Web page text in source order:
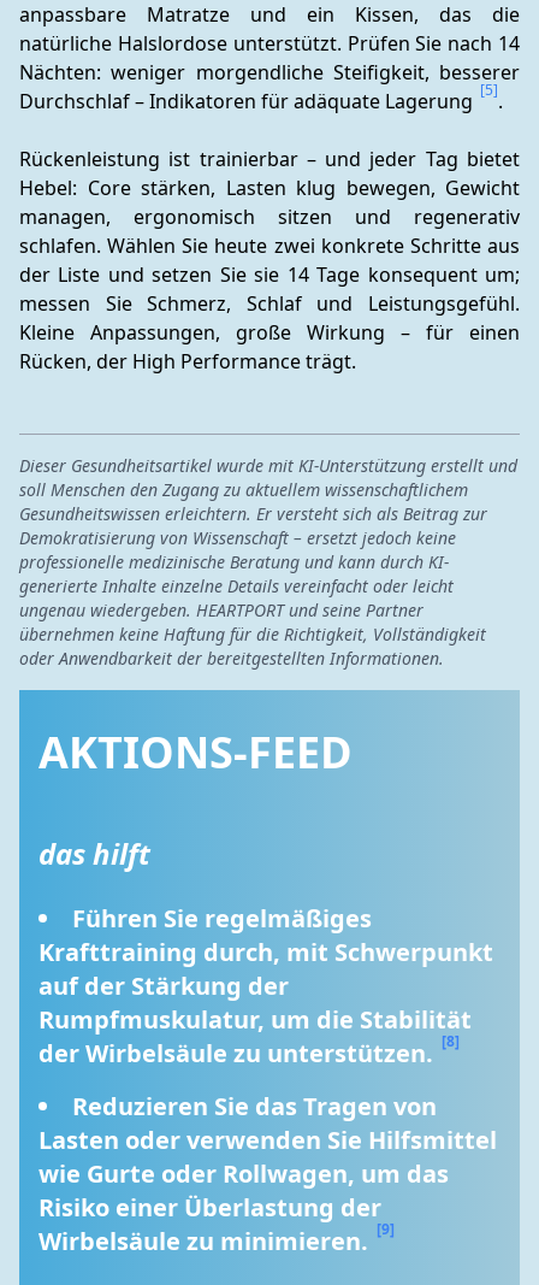
anpassbare Matratze und ein Kissen, das die
natürliche Halslordose unterstützt. Prüfen Sie nach 14
Nächten: weniger morgendliche Steifigkeit, besserer
Durchschlaf – Indikatoren für adäquate Lagerung [5].
Rückenleistung ist trainierbar – und jeder Tag bietet
Hebel: Core stärken, Lasten klug bewegen, Gewicht
managen, ergonomisch sitzen und regenerativ
schlafen. Wählen Sie heute zwei konkrete Schritte aus
der Liste und setzen Sie sie 14 Tage konsequent um;
messen Sie Schmerz, Schlaf und Leistungsgefühl.
Kleine Anpassungen, große Wirkung – für einen
Rücken, der High Performance trägt.
Dieser Gesundheitsartikel wurde mit KI-Unterstützung erstellt und
soll Menschen den Zugang zu aktuellem wissenschaftlichem
Gesundheitswissen erleichtern. Er versteht sich als Beitrag zur
Demokratisierung von Wissenschaft – ersetzt jedoch keine
professionelle medizinische Beratung und kann durch KI-
generierte Inhalte einzelne Details vereinfacht oder leicht
ungenau wiedergeben. HEARTPORT und seine Partner
übernehmen keine Haftung für die Richtigkeit, Vollständigkeit
oder Anwendbarkeit der bereitgestellten Informationen.
AKTIONS-FEED
das hilft
Führen Sie regelmäßiges
Krafttraining durch, mit Schwerpunkt
auf der Stärkung der
Rumpfmuskulatur, um die Stabilität
der Wirbelsäule zu unterstützen. [8]
Reduzieren Sie das Tragen von
Lasten oder verwenden Sie Hilfsmittel
wie Gurte oder Rollwagen, um das
Risiko einer Überlastung der
Wirbelsäule zu minimieren. [9]